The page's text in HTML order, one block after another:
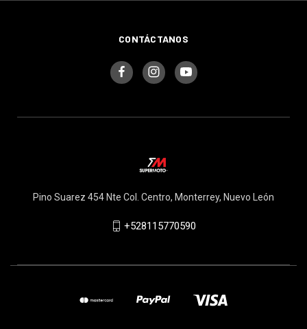
CONTÁCTANOS
Pino Suarez 454 Nte Col. Centro, Monterrey, Nuevo León
+528115770590